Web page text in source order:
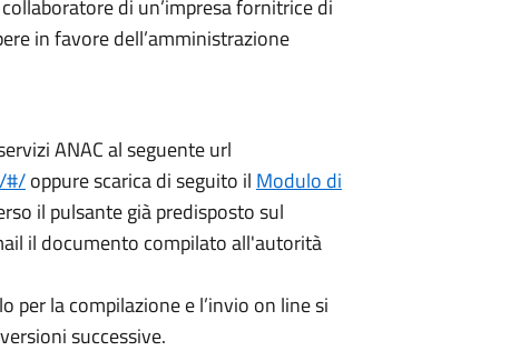
di un’impresa fornitrice di
in favore dell’amministrazione
ANAC al seguente url
#/oppure scarica di seguito il Modulo di
il pulsante già predisposto sul
il documento compilato all'autorità
la compilazione e l’invio on line si
successive.